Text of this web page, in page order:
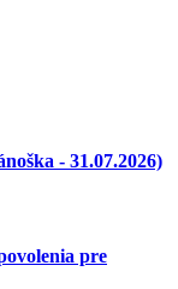
- 31.07.2026)
pre